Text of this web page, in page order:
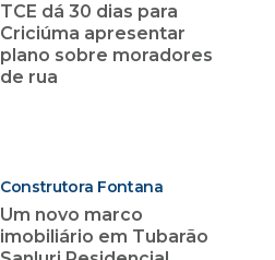
TCE dá 30 dias para
Criciúma apresentar
plano sobre moradores
de rua
Construtora Fontana
Um novo marco
imobiliário em Tubarão